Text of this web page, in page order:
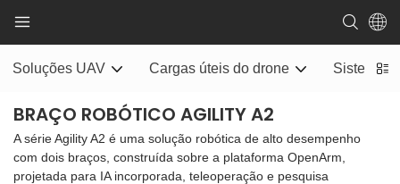
Soluções UAV Cargas úteis do drone Sistema
BRAÇO ROBÓTICO AGILITY A2
A série Agility A2 é uma solução robótica de alto desempenho
com dois braços, construída sobre a plataforma OpenArm,
projetada para IA incorporada, teleoperação e pesquisa